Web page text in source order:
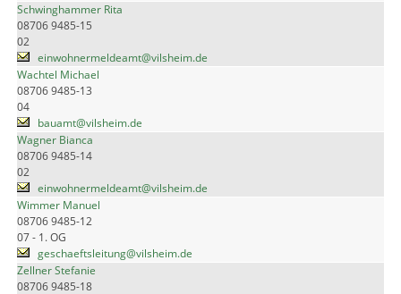
Schwinghammer Rita
08706 9485-15
02
einwohnermeldeamt@vilsheim.de
Wachtel Michael
08706 9485-13
04
bauamt@vilsheim.de
Wagner Bianca
08706 9485-14
02
einwohnermeldeamt@vilsheim.de
Wimmer Manuel
08706 9485-12
07 - 1. OG
geschaeftsleitung@vilsheim.de
Zellner Stefanie
08706 9485-18